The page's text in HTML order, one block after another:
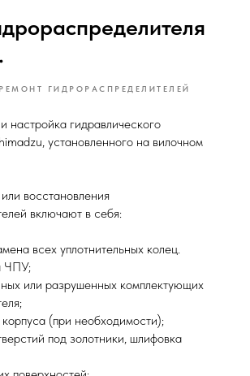
РЕМОНТ ГИДРОРАСПРЕДЕЛИТЕЛЕЙ
настройка гидравлического
установленного на вилочном
восстановления
включают в себя:
всех уплотнительных колец.
ЧПУ;
или разрушенных комплектующих
(при необходимости);
под золотники, шлифовка